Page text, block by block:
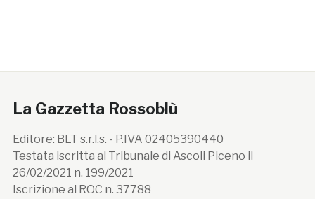
La Gazzetta Rossoblù
Editore: BLT s.r.l.s. - P.IVA 02405390440
Testata iscritta al Tribunale di Ascoli Piceno il
26/02/2021 n. 199/2021
Iscrizione al ROC n. 37788